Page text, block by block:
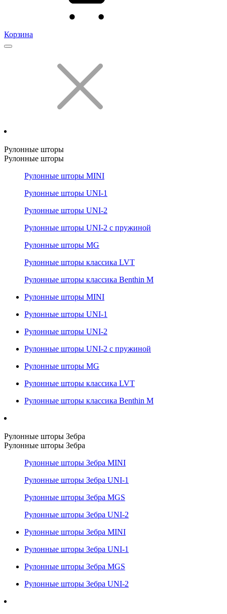
Корзина
Рулонные шторы
Рулонные шторы
Рулонные шторы MINI
Рулонные шторы UNI-1
Рулонные шторы UNI-2
Рулонные шторы UNI-2 с пружиной
Рулонные шторы MG
Рулонные шторы классика LVT
Рулонные шторы классика Benthin M
Рулонные шторы MINI
Рулонные шторы UNI-1
Рулонные шторы UNI-2
Рулонные шторы UNI-2 с пружиной
Рулонные шторы MG
Рулонные шторы классика LVT
Рулонные шторы классика Benthin M
Рулонные шторы Зебра
Рулонные шторы Зебра
Рулонные шторы Зебра MINI
Рулонные шторы Зебра UNI-1
Рулонные шторы Зебра MGS
Рулонные шторы Зебра UNI-2
Рулонные шторы Зебра MINI
Рулонные шторы Зебра UNI-1
Рулонные шторы Зебра MGS
Рулонные шторы Зебра UNI-2